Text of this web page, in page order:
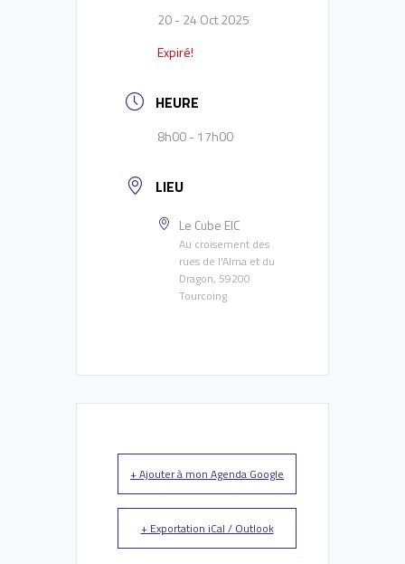
20 - 24 Oct 2025
Expiré!
HEURE
8h00 - 17h00
LIEU
Le Cube EIC
Au croisement des
rues de l'Alma et du
Dragon, 59200
Tourcoing
+ Ajouter à mon Agenda Google
+ Exportation iCal / Outlook